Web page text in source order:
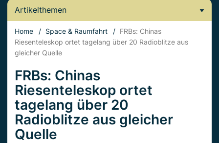
Artikelthemen
Home / Space & Raumfahrt / FRBs: Chinas
Riesenteleskop ortet tagelang über 20 Radioblitze aus
gleicher Quelle
FRBs: Chinas
Riesenteleskop ortet
tagelang über 20
Radioblitze aus gleicher
Quelle